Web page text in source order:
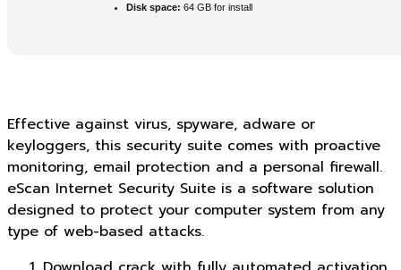
Disk space: 64 GB for install
Effective against virus, spyware, adware or
keyloggers, this security suite comes with proactive
monitoring, email protection and a personal firewall.
eScan Internet Security Suite is a software solution
designed to protect your computer system from any
type of web-based attacks.